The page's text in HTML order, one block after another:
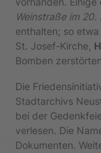
Weinstraße im
enthalten; so
St. Josef-Kirche,
Bomben
Die
Stadtarchivs
bei der
verlesen. Die
Dokumenten.